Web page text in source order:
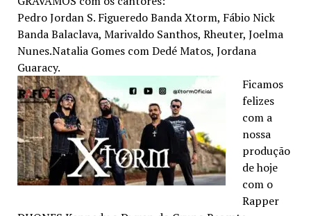
Pedro Jordan S. Figueredo Banda Xtorm, Fábio Nick
Banda Balaclava, Marivaldo Santhos, Rheuter, Joelma
Nunes.Natalia Gomes com Dedé Matos, Jordana
Guaracy.
Ficamos
felizes
com a
nossa
produção
de hoje
com o
Rapper